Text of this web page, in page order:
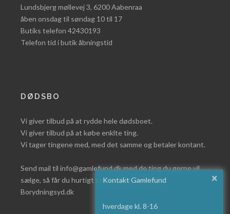
Lundsbjerg møllevej 3, 6200 Aabenraa
åben onsdag til søndag 10 til 17
Butiks telefon 42430193
Telefon tid i butik åbningstid
DØDSBO
Vi giver tilbud på at rydde hele dødsboet.
Vi giver tilbud på at købe enklte ting.
Vi tager tingene med, med det samme og betaler kontant.
Send mail til info@gamlefund.dk med de ting du gerne vil
sælge, så får du hurtigt svar eller læs mere på
Borydningsyd.dk
×
Kontakt Gamlefund
hverdage kl. 8-16